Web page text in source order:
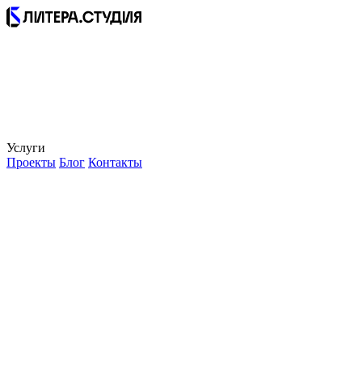
Услуги
Проекты Блог Контакты